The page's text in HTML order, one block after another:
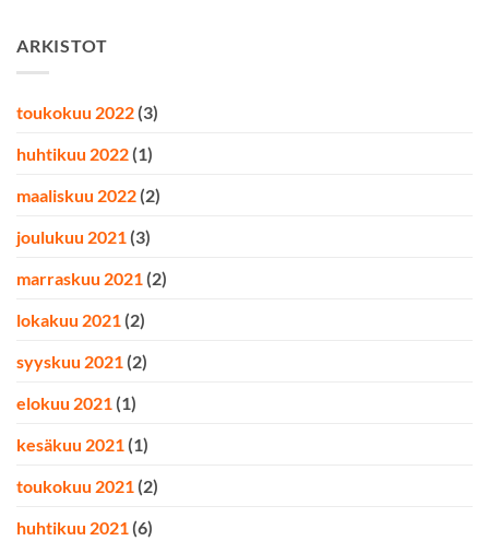
ARKISTOT
toukokuu 2022 (3)
huhtikuu 2022 (1)
maaliskuu 2022 (2)
joulukuu 2021 (3)
marraskuu 2021 (2)
lokakuu 2021 (2)
syyskuu 2021 (2)
elokuu 2021 (1)
kesäkuu 2021 (1)
toukokuu 2021 (2)
huhtikuu 2021 (6)